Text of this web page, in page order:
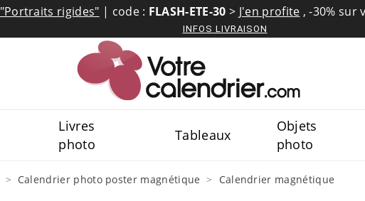
"Portraits rigides" | code : FLASH-ETE-30 > J'en profite ,-30% sur
INFOS LIVRAISON
Livres
photo
Tableaux
Objets
photo
Calendrier photo poster magnétique Calendrier magnétique